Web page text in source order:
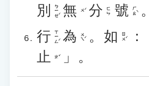
別 ㄅㄧㄝˊ 無 ㄨˊ 分 ㄈㄣ 號 ㄏㄠˋ
行 ㄒㄧㄥˊ 為 ㄨㄟˊ 。 如 ㄖㄨˊ ：
止 ㄓˇ 」。